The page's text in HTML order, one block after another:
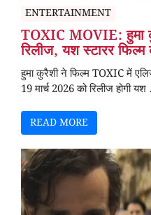
ENTERTAINMENT
TOXIC MOVIE: हुमा
रिलीज, यश स्टारर
हुमा कुरैशी ने फिल्म TOXIC में
19 मार्च 2026 को रिलीज होगी यश
READ MORE